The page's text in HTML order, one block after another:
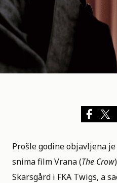
Prošle godine objavljena
snima film Vrana (The Crow
Skarsgård i FKA Twigs, a